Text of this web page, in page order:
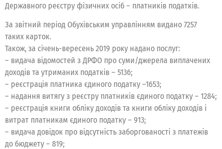
Державного реєстру фізичних осіб – платників податків.
За звітний період Обухівським управлінням видано 7257
таких карток.
Також, за січень-вересень 2019 року надано послуг:
– видача відомостей з ДРФО про суми/джерела виплачених
доходів та утриманих податків – 5136;
– реєстрація платника єдиного податку –1653;
– надання витягу з реєстру платників єдиного податку – 1284;
– реєстрація книги обліку доходів та книги обліку доходів і
витрат платникам єдиного податку – 913;
– видача довідок про відсутність заборгованості з платежів
до бюджету – 819;